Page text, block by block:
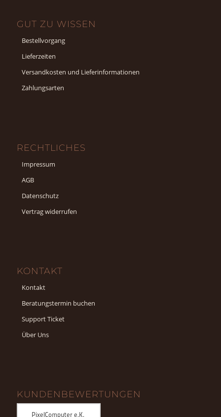
GUT ZU WISSEN
Bestellvorgang
Lieferzeiten
Versandkosten und Lieferinformationen
Zahlungsarten
RECHTLICHES
Impressum
AGB
Datenschutz
Vertrag widerrufen
KONTAKT
Kontakt
Beratungstermin buchen
Support Ticket
Über Uns
KUNDENBEWERTUNGEN